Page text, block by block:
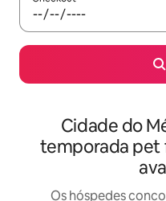
Cidade do
temporada pet
Os hóspedes